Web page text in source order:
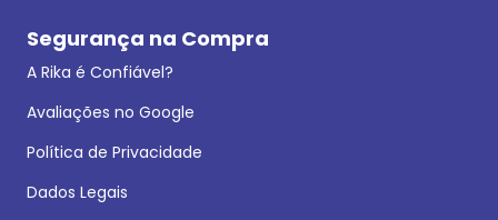
Segurança na Compra
A Rika é Confiável?
Avaliações no Google
Política de Privacidade
Dados Legais